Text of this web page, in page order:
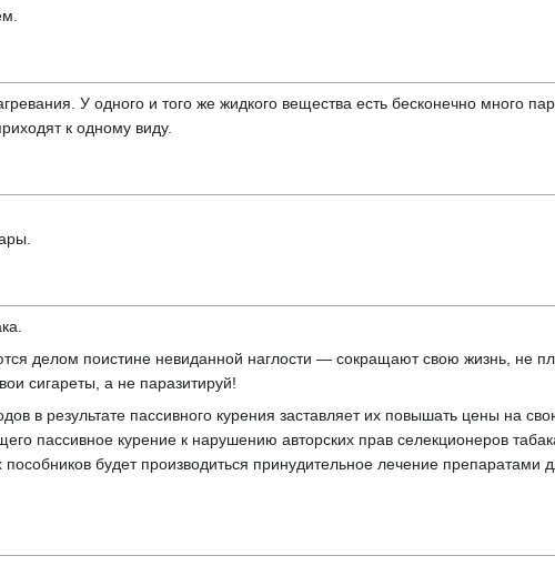
У одного и того же жидкого вещества есть бесконечно много
к одному виду.
делом поистине невиданной наглости — сокращают свою жизнь, не
сигареты, а не паразитируй!
в результате пассивного курения заставляет их повышать цены на
пассивное курение к нарушению авторских прав селекционеров
будет производиться принудительное лечение препаратами